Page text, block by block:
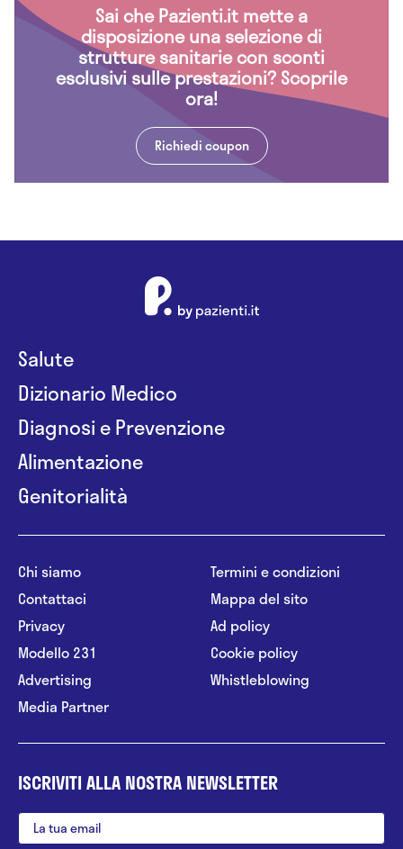
Sai che Pazienti.it mette a
disposizione una selezione di
strutture sanitarie con sconti
esclusivi sulle prestazioni? Scoprile
ora!
Richiedi coupon
Salute
Dizionario Medico
Diagnosi e Prevenzione
Alimentazione
Genitorialità
Chi siamo
Contattaci
Privacy
Modello 231
Advertising
Media Partner
Termini e condizioni
Mappa del sito
Ad policy
Cookie policy
Whistleblowing
ISCRIVITI ALLA NOSTRA NEWSLETTER